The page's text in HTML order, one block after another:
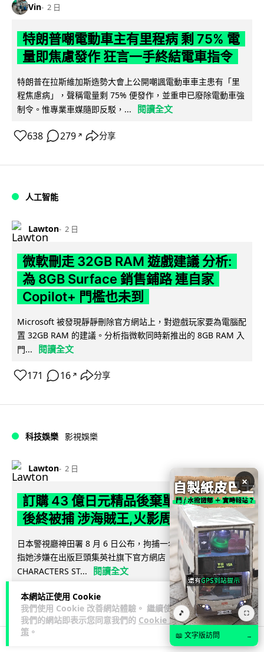
本網站正使用 Cookie
我們使用 Cookie 改善網站體驗。 繼續使用
我們的網站即表示您同意我們的 Cookie 政
策 。
Vin 2 日
特朗普嘲電動車主有里程病 剩 75% 電
量即焦慮發作 狂言一手終結電車指令
特朗普在拉斯維加斯造勢大會上公開嘲諷電動車車主患有「里
程焦慮病」，聲稱電量剩 75% 便發作，並重申已廢除電動車強
制令。惟專業車媒隨即反駁，...
閱讀全文
638 279 ↗ 分享
人工智能
Lawton 2 日
微軟刪走 32GB RAM 遊戲建議 分析:
為 8GB Surface 銷售鋪路 連自家
Copilot+ 門檻也未到
Microsoft 被發現靜靜刪除官方網站上，對遊戲玩家要為電腦配
置 32GB RAM 的建議。分析指微軟同時新推出的 8GB RAM 入
門...
閱讀全文
171 16 ↗ 分享
科技娛樂 影視娛樂
Lawton 2 日
訂購 43 億日元精品後棄單 大阪女 2 年
後終被捕 涉海賊王,火影周邊產品
日本警視廳神田署 8 月 6 日公布，拘捕一名 32 歲大阪女子，
指她涉嫌在出版巨頭集英社旗下官方網店「JUMP
CHARACTERS ST...
閱讀全文
79 10↗ 分享
×
🎵 ⛶
📖 文字版訪問 →